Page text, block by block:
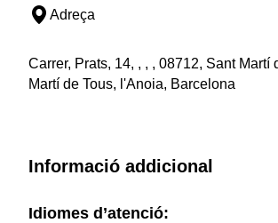
Adreça
Carrer, Prats, 14, , , , 08712, Sant Martí
Martí de Tous, l'Anoia, Barcelona
Informació addicional
Idiomes d’atenció: